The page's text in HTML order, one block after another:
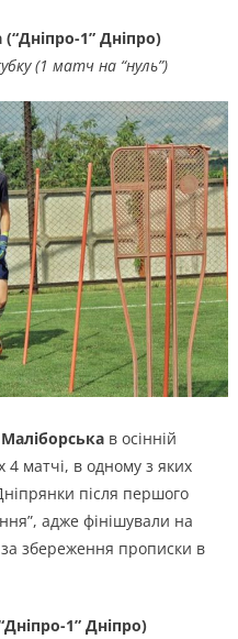
1” Дніпро)
(1 матч на “нуль”)
в осінній
4 матчі, в одному з яких
після першого
адже фінішували на
за збереження прописки в
1” Дніпро)